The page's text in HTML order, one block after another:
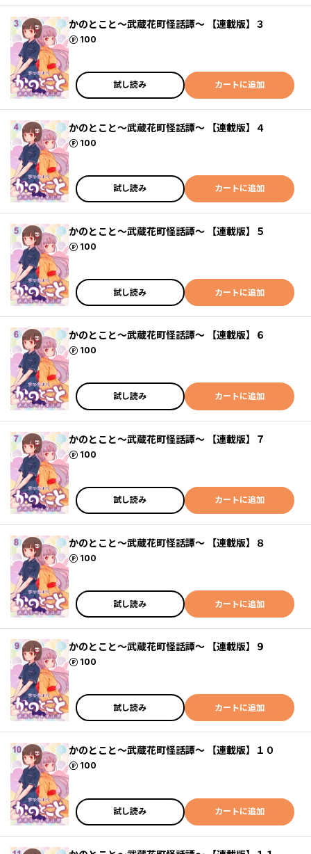
かのとこと～武蔵花町怪話譚～ 【連載版】３
100
ポイント
試し読み カートに追加
かのとこと～武蔵花町怪話譚～ 【連載版】４
100
ポイント
試し読み カートに追加
かのとこと～武蔵花町怪話譚～ 【連載版】５
100
ポイント
試し読み カートに追加
かのとこと～武蔵花町怪話譚～ 【連載版】６
100
ポイント
試し読み カートに追加
かのとこと～武蔵花町怪話譚～ 【連載版】７
100
ポイント
試し読み カートに追加
かのとこと～武蔵花町怪話譚～ 【連載版】８
100
ポイント
試し読み カートに追加
かのとこと～武蔵花町怪話譚～ 【連載版】９
100
ポイント
試し読み カートに追加
かのとこと～武蔵花町怪話譚～ 【連載版】１０
100
ポイント
試し読み カートに追加